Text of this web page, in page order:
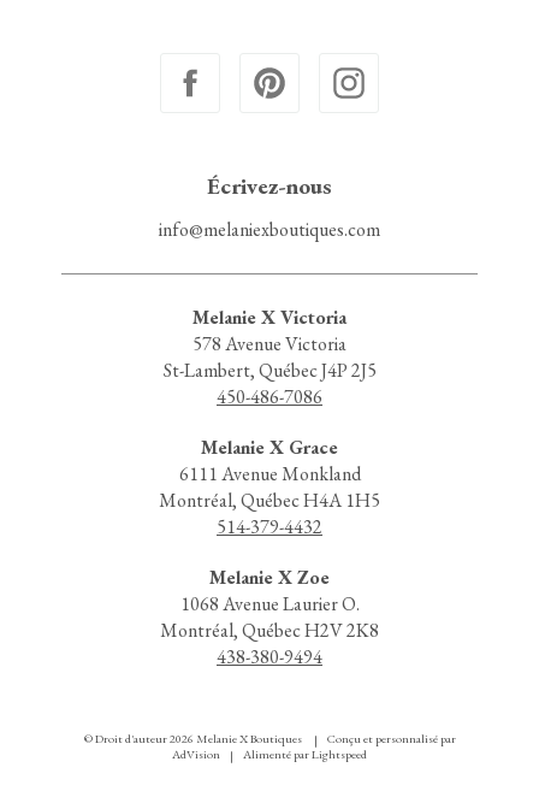
Écrivez-nous
info@melaniexboutiques.com
Melanie X Victoria
578 Avenue Victoria
St-Lambert, Québec J4P 2J5
450-486-7086
Melanie X Grace
6111 Avenue Monkland
Montréal, Québec H4A 1H5
514-379-4432
Melanie X Zoe
1068 Avenue Laurier O.
Montréal, Québec H2V 2K8
438-380-9494
© Droit d'auteur 2026 Melanie X Boutiques |
Conçu et personnalisé par
AdVision
| Alimenté par Lightspeed